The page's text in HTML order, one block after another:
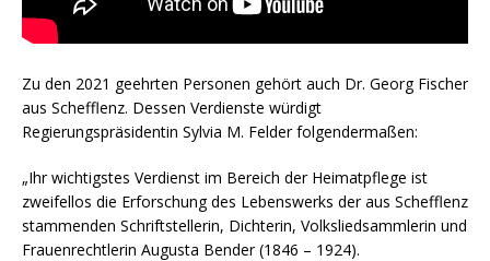
Zu den 2021 geehrten Personen gehört auch Dr. Georg Fischer
aus Schefflenz. Dessen Verdienste würdigt
Regierungspräsidentin Sylvia M. Felder folgendermaßen:
„Ihr wichtigstes Verdienst im Bereich der Heimatpflege ist
zweifellos die Erforschung des Lebenswerks der aus Schefflenz
stammenden Schriftstellerin, Dichterin, Volksliedsammlerin und
Frauenrechtlerin Augusta Bender (1846 – 1924).